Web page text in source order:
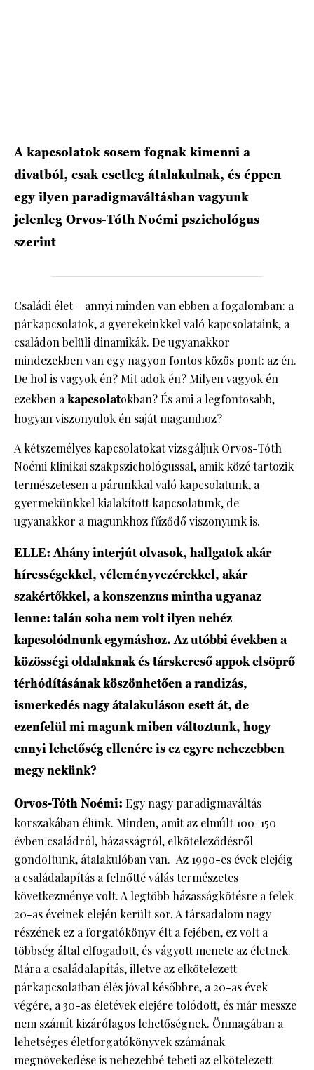
A kapcsolatok sosem fognak kimenni a
divatból, csak esetleg átalakulnak, és éppen
egy ilyen paradigmaváltásban vagyunk
jelenleg Orvos-Tóth Noémi pszichológus
szerint
Családi élet – annyi minden van ebben a fogalomban: a
párkapcsolatok, a gyerekeinkkel való kapcsolataink, a
családon belüli dinamikák. De ugyanakkor
mindezekben van egy nagyon fontos közös pont: az én.
De hol is vagyok én? Mit adok én? Milyen vagyok én
ezekben akapcsolatokban? És ami a legfontosabb,
hogyan viszonyulok én saját magamhoz?
A kétszemélyes kapcsolatokat vizsgáljuk Orvos-Tóth
Noémi klinikai szakpszichológussal, amik közé tartozik
természetesen a párunkkal való kapcsolatunk, a
gyermekünkkel kialakított kapcsolatunk, de
ugyanakkor a magunkhoz fűződő viszonyunk is.
ELLE: Ahány interjút olvasok, hallgatok akár
hírességekkel, véleményvezérekkel, akár
szakértőkkel, a konszenzus mintha ugyanaz
lenne: talán soha nem volt ilyen nehéz
kapcsolódnunk egymáshoz. Az utóbbi években a
közösségi oldalaknak és társkereső appok elsöprő
térhódításának köszönhetően a randizás,
ismerkedés nagy átalakuláson esett át, de
ezenfelül mi magunk miben változtunk, hogy
ennyi lehetőség ellenére is ez egyre nehezebben
megy nekünk?
Orvos-Tóth Noémi: Egy nagy paradigmaváltás
korszakában élünk. Minden, amit az elmúlt 100-150
évben családról, házasságról, elköteleződésről
gondoltunk, átalakulóban van. Az 1990-es évek elejéig
a családalapítás a felnőtté válás természetes
következménye volt. A legtöbb házasságkötésre a felek
20-as éveinek elején került sor. A társadalom nagy
részének ez a forgatókönyv élt a fejében, ez volt a
többség által elfogadott, és vágyott menete az életnek.
Mára a családalapítás, illetve az elkötelezett
párkapcsolatban élés jóval későbbre, a 20-as évek
végére, a 30-as életévek elejére tolódott, és már messze
nem számít kizárólagos lehetőségnek. Önmagában a
lehetséges életforgatókönyvek számának
megnövekedése is nehezebbé teheti az elkötelezett